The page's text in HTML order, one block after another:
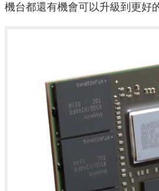
機台都還有機會可以升級到更好